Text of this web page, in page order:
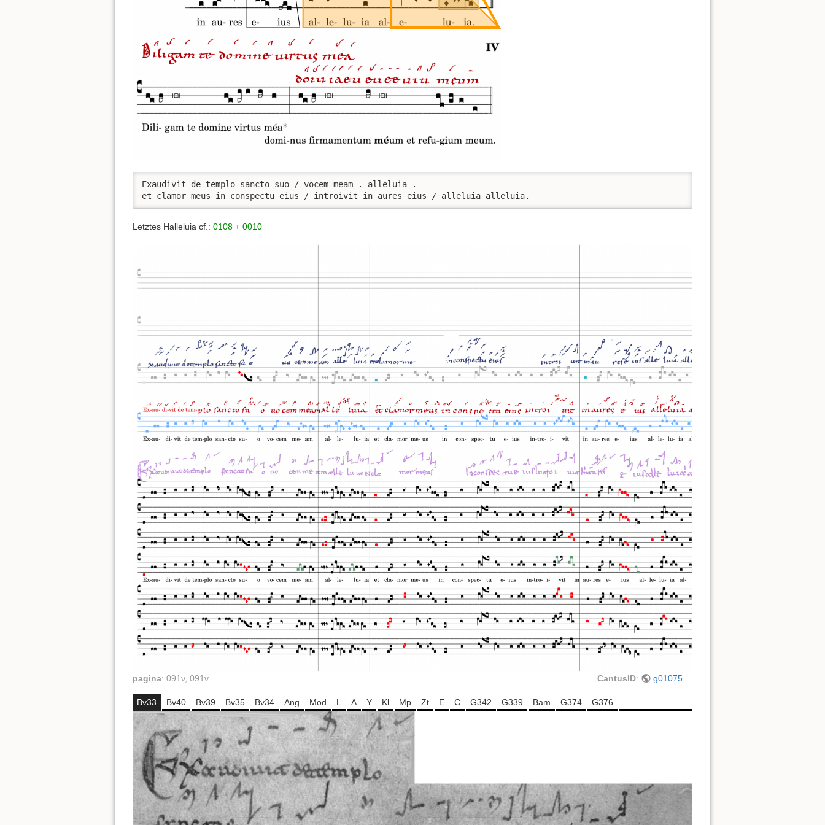
Exaudivit de templo sancto suo / vocem meam . alleluia .
et clamor meus in conspectu eius / introivit in aures eius / alleluia alleluia.
Letztes Halleluia cf.: 0108 + 0010
pagina: 091v, 091v CantusID: g01075
Bv33 Bv40 Bv39 Bv35 Bv34 Ang Mod L A Y Kl Mp Zt E C G342 G339 Bam G374 G376